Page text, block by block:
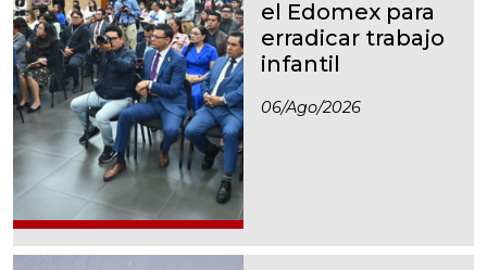
el Edomex para
erradicar trabajo
infantil
06/ago/2026